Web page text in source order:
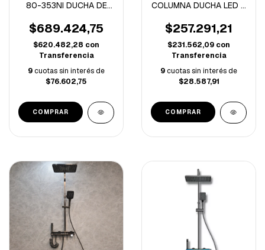
80-353NI DUCHA DE
(A)
$689.424,75
$620.482,28 con
Transferencia
9cuotas sin interés de
$76.602,75
COLUMNA DUCHA LED 4
4160-
$257.291,21
$231.562,09 con
Transferencia
9cuotas sin interés de
$28.587,91